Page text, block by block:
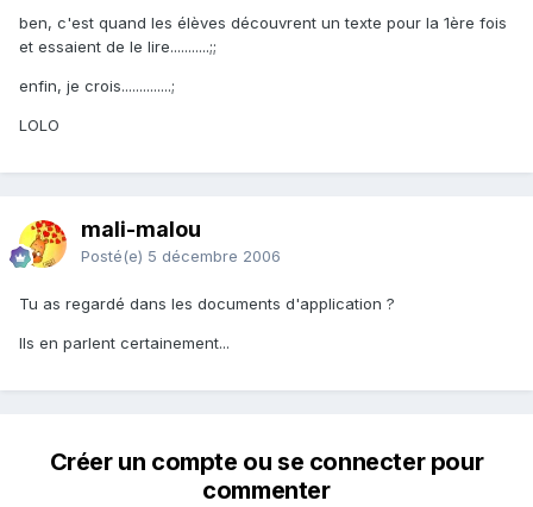
ben, c'est quand les élèves découvrent un texte pour la 1ère fois
et essaient de le lire...........;;
enfin, je crois..............;
LOLO
mali-malou
Posté(e) 5 décembre 2006
Tu as regardé dans les documents d'application ?
Ils en parlent certainement...
Créer un compte ou se connecter pour
commenter